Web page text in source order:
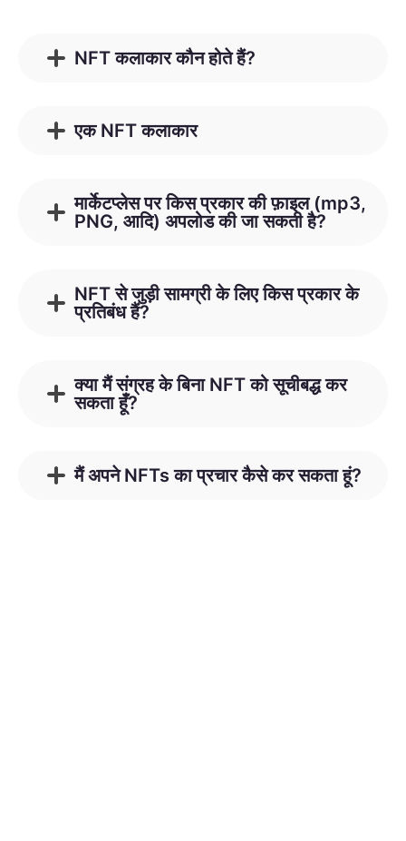
NFT कलाकार कौन होते हैं?
एक NFT कलाकार
मार्केटप्लेस पर किस प्रकार की फ़ाइल (mp3,
PNG, आदि) अपलोड की जा सकती है?
NFT से जुड़ी सामग्री के लिए किस प्रकार के
प्रतिबंध हैं?
क्या मैं संग्रह के बिना NFT को सूचीबद्ध कर
सकता हूँ?
मैं अपने NFTs का प्रचार कैसे कर सकता हूं?